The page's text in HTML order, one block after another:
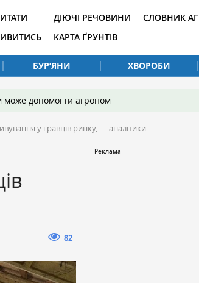
ДІЮЧІ РЕЧОВИНИ
КАРТА ҐРУНТІВ
СЛОВНИК
БУР’ЯНИ ХВОРОБИ
може допомогти агроном
у гравців ринку, — аналітики
82